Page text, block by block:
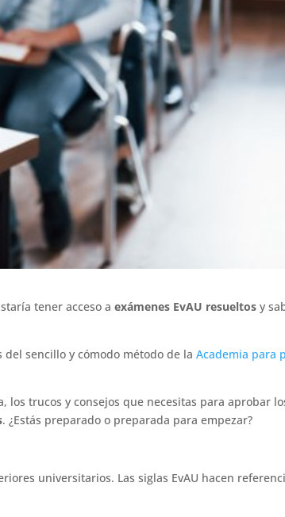
tener acceso aexámenes EvAU resueltos y
del sencillo y cómodo método de laAcademia para
los trucos y consejos que necesitas para aprobar
. ¿Estás preparado o preparada para empezar?
universitarios. Las siglas EvAU hacen